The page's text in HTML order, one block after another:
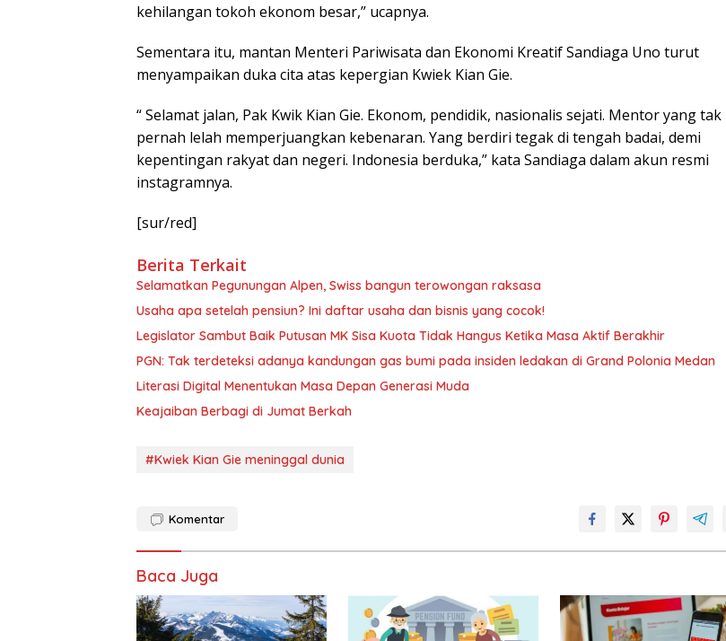
kehilangan tokoh ekonom besar,” ucapnya.
Sementara itu, mantan Menteri Pariwisata dan Ekonomi Kreatif Sandiaga Uno turut
menyampaikan duka cita atas kepergian Kwiek Kian Gie.
“ Selamat jalan, Pak Kwik Kian Gie. Ekonom, pendidik, nasionalis sejati. Mentor yang tak
pernah lelah memperjuangkan kebenaran. Yang berdiri tegak di tengah badai, demi
kepentingan rakyat dan negeri. Indonesia berduka,” kata Sandiaga dalam akun resmi
instagramnya.
[sur/red]
Berita Terkait
Selamatkan Pegunungan Alpen, Swiss bangun terowongan raksasa
Usaha apa setelah pensiun? Ini daftar usaha dan bisnis yang cocok!
Legislator Sambut Baik Putusan MK Sisa Kuota Tidak Hangus Ketika Masa Aktif Berakhir
PGN: Tak terdeteksi adanya kandungan gas bumi pada insiden ledakan di Grand Polonia Medan
Literasi Digital Menentukan Masa Depan Generasi Muda
Keajaiban Berbagi di Jumat Berkah
#Kwiek Kian Gie meninggal dunia
Komentar
Baca Juga